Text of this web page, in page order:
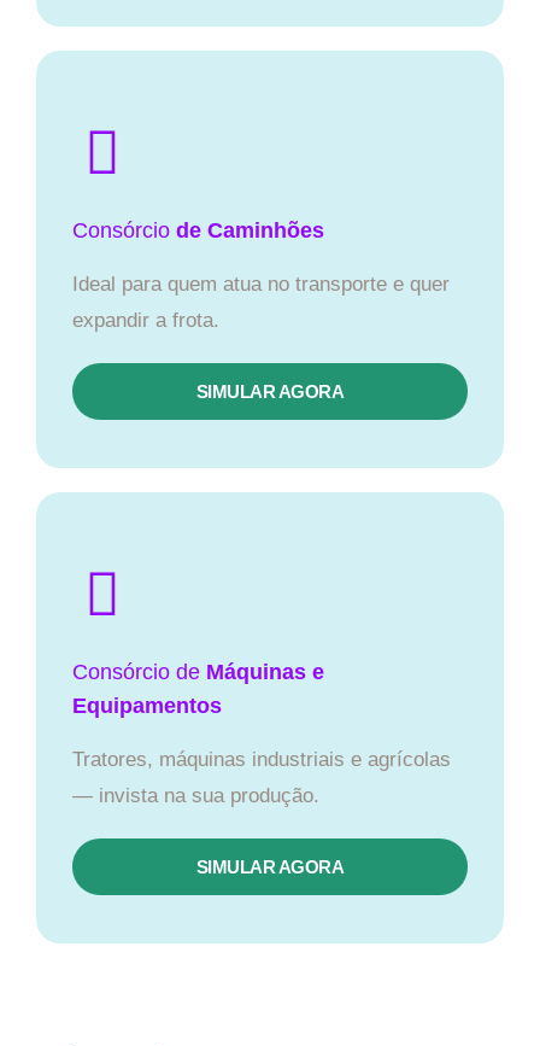
Consórcio de Caminhões
Ideal para quem atua no transporte e quer
expandir a frota.
SIMULAR AGORA
Consórcio de Máquinas e
Equipamentos
Tratores, máquinas industriais e agrícolas
— invista na sua produção.
SIMULAR AGORA